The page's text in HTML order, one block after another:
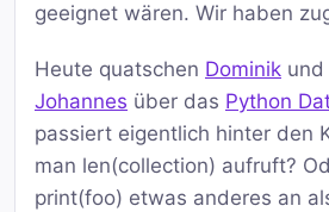
geeignet wären. Wir haben
Heute quatschen Dominik und
Johannes über das Python
passiert eigentlich hinter den
man len(collection) aufruft?
print(foo) etwas anderes an